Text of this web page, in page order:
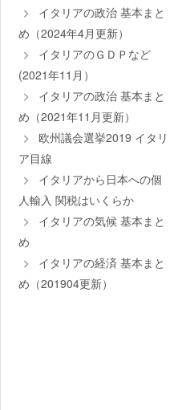
イタリアの政治 基本まと
め（2024年4月更新）
イタリアのＧＤＰなど
(2021年11月）
イタリアの政治 基本まと
め（2021年11月更新）
欧州議会選挙2019 イタリ
ア目線
イタリアから日本への個
人輸入 関税はいくらか
イタリアの気候 基本まと
め
イタリアの経済 基本まと
め（201904更新）